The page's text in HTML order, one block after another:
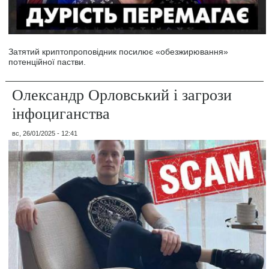
Затятий криптопроповідник посилює «обезжирювання»
потенційної пастви.
Олександр Орловський і загрози
інфоциганства
вс, 26/01/2025 - 12:41